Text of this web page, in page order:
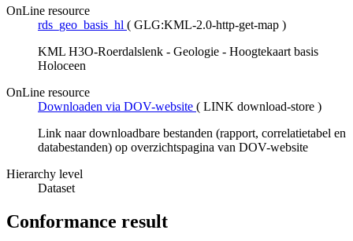
OnLine resource
rds_geo_basis_hl ( GLG:KML-2.0-http-get-map )
KML H3O-Roerdalslenk - Geologie - Hoogtekaart basis
Holoceen
OnLine resource
Downloaden via DOV-website ( LINK download-store )
Link naar downloadbare bestanden (rapport, correlatietabel en
databestanden) op overzichtspagina van DOV-website
Hierarchy level
Dataset
Conformance result